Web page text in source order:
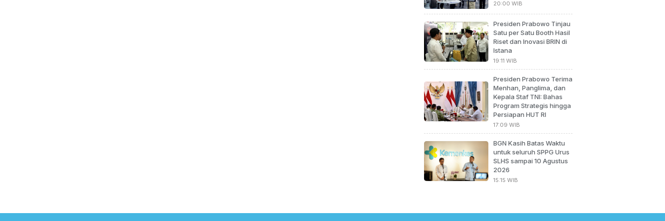
20:00 WIB
Presiden Prabowo Tinjau
Satu per Satu Booth Hasil
Riset dan Inovasi BRIN di
Istana
19:11 WIB
Presiden Prabowo Terima
Menhan, Panglima, dan
Kepala Staf TNI: Bahas
Program Strategis hingga
Persiapan HUT RI
17:09 WIB
BGN Kasih Batas Waktu
untuk seluruh SPPG Urus
SLHS sampai 10 Agustus
2026
15:15 WIB